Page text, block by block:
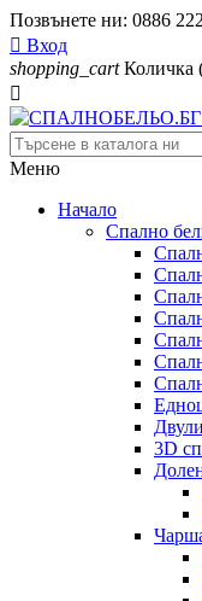
Позвънете ни: 0886
 Вход
shopping_cart Количка

Меню
Начало
Спално
3D